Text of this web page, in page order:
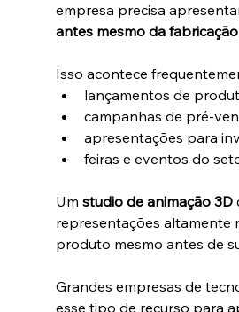
empresa precisa
antes mesmo da
Isso acontece
lançamentos de
campanhas de pré-
apresentações para
feiras e eventos do
Um studio de animação 3D
representações altamente
produto mesmo antes de
Grandes empresas de
esse tipo de recurso para